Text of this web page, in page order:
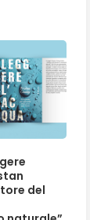
del